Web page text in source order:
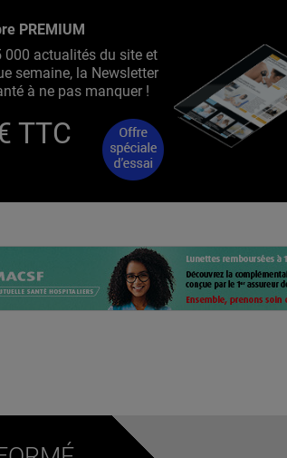
PREMIUM
000 actualités du site et
semaine, la Newsletter
à ne pas manquer !
TTC